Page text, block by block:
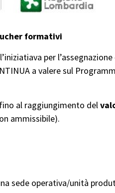
formativi
per l’assegnazione
a valere sul
al raggiungimento del
ammissibile).
sede operativa/unità